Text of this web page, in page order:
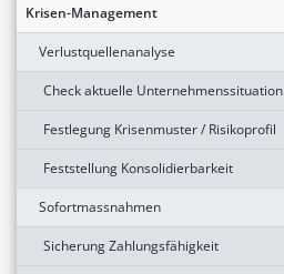
Krisen-Management
Verlustquellenanalyse
Check aktuelle Unternehmenssituation
Festlegung Krisenmuster / Risikoprofil
Feststellung Konsolidierbarkeit
Sofortmassnahmen
Sicherung Zahlungsfähigkeit